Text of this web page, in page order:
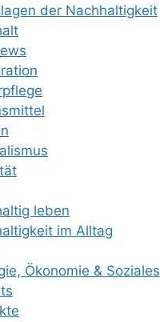
der Nachhaltigkeit
leben
im Alltag
Ökonomie & Soziales